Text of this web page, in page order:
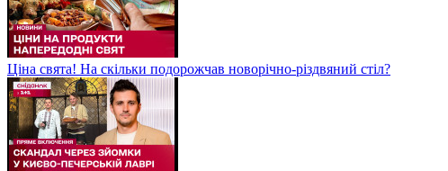
Ціна свята! На скільки подорожчав новорічно-різдвяний стіл?